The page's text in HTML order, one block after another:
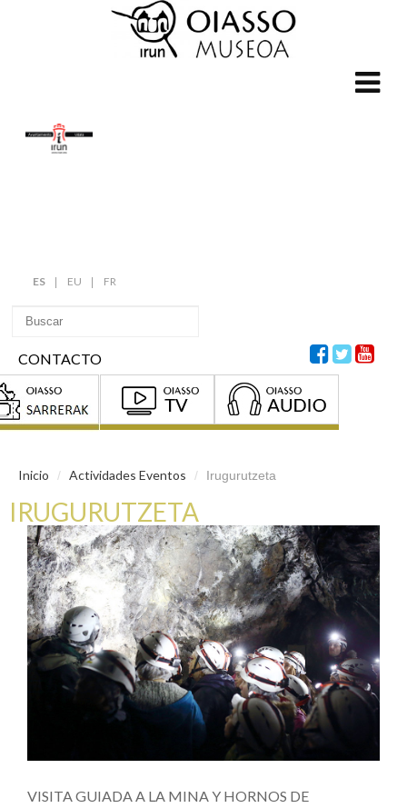
ES EU FR
CONTACTO
Inicio / Actividades Eventos / Irugurutzeta
IRUGURUTZETA
VISITA GUIADA A LA MINA Y HORNOS DE